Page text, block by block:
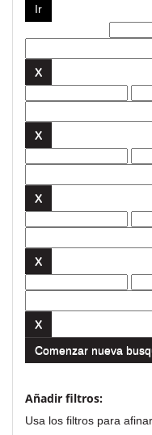
Comenzar nueva
Añadir filtros:
Usa los filtros para